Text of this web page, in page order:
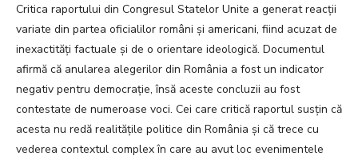
Critica raportului din Congresul Statelor Unite a generat reacții
variate din partea oficialilor români și americani, fiind acuzat de
inexactități factuale și de o orientare ideologică. Documentul
afirmă că anularea alegerilor din România a fost un indicator
negativ pentru democrație, însă aceste concluzii au fost
contestate de numeroase voci. Cei care critică raportul susțin că
acesta nu redă realitățile politice din România și că trece cu
vederea contextul complex în care au avut loc evenimentele